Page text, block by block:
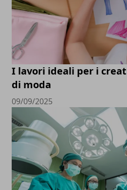
I lavori ideali per i
di moda
09/09/2025